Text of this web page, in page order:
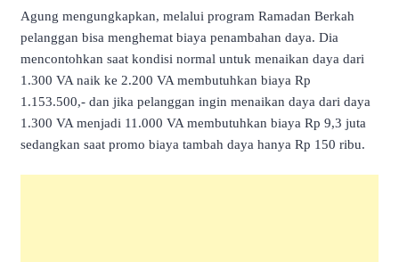
Agung mengungkapkan, melalui program Ramadan Berkah
pelanggan bisa menghemat biaya penambahan daya. Dia
mencontohkan saat kondisi normal untuk menaikan daya dari
1.300 VA naik ke 2.200 VA membutuhkan biaya Rp
1.153.500,- dan jika pelanggan ingin menaikan daya dari daya
1.300 VA menjadi 11.000 VA membutuhkan biaya Rp 9,3 juta
sedangkan saat promo biaya tambah daya hanya Rp 150 ribu.